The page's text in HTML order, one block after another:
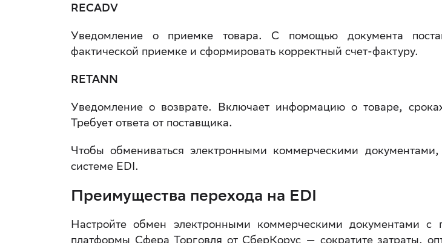
RECADV
Уведомление о приемке товара. С помощью документа
фактической приемке и сформировать корректный счет-фактуру.
RETANN
Уведомление о возврате. Включает информацию о товаре,
Требует ответа от поставщика.
Чтобы обмениваться электронными коммерческими
системе EDI.
Преимущества перехода на EDI
Настройте обмен электронными коммерческими документами
платформы Сфера Торговля от СберКорус — сократите затраты,